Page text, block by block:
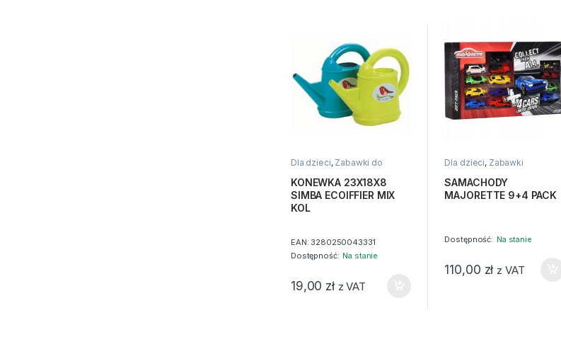
Dla dzieci, Zabawki do
KONEWKA 23X18X8
SIMBA ECOIFFIER MIX
KOL
EAN: 3280250043331
Dostępność: Na stanie
19,00 zł z VAT
Dla dzieci, Zabawki
SAMACHODY
MAJORETTE 9+4 PACK
Dostępność: Na stanie
110,00 zł z VAT